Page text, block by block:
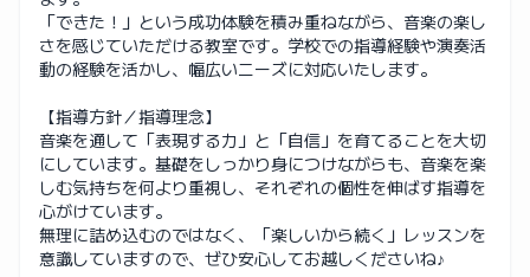
「できた！」という成功体験を積み重ねながら、音楽の楽し
さを感じていただける教室です。学校での指導経験や演奏活
動の経験を活かし、幅広いニーズに対応いたします。
【指導方針／指導理念】
音楽を通して「表現する力」と「自信」を育てることを大切
にしています。基礎をしっかり身につけながらも、音楽を楽
しむ気持ちを何より重視し、それぞれの個性を伸ばす指導を
心がけています。
無理に詰め込むのではなく、「楽しいから続く」レッスンを
意識していますので、ぜひ安心してお越しくださいね♪